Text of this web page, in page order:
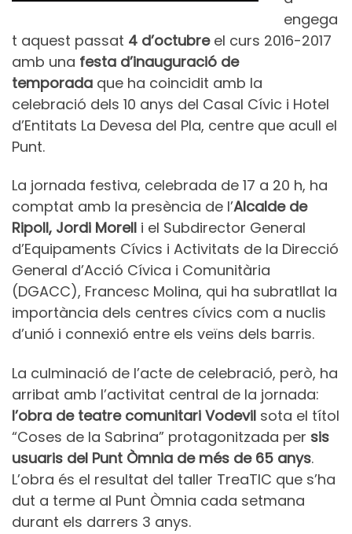
engega
t aquest passat 4 d’octubre el curs 2016-2017
amb una festa d’inauguració de
temporada que ha coincidit amb la
celebració dels 10 anys del Casal Cívic i Hotel
d’Entitats La Devesa del Pla, centre que acull el
Punt.
La jornada festiva, celebrada de 17 a 20 h, ha
comptat amb la presència de l’Alcalde de
Ripoll, Jordi Morell i el Subdirector General
d’Equipaments Cívics i Activitats de la Direcció
General d’Acció Cívica i Comunitària
(DGACC), Francesc Molina, qui ha subratllat la
importància dels centres cívics com a nuclis
d’unió i connexió entre els veïns dels barris.
La culminació de l’acte de celebració, però, ha
arribat amb l’activitat central de la jornada:
l’obra de teatre comunitari Vodevil sota el títol
“Coses de la Sabrina” protagonitzada per sis
usuaris del Punt Òmnia de més de 65 anys.
L’obra és el resultat del taller TreaTIC que s’ha
dut a terme al Punt Òmnia cada setmana
durant els darrers 3 anys.